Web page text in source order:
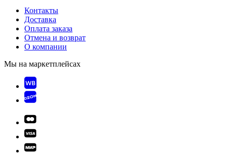
Контакты
Доставка
Оплата заказа
Отмена и возврат
О компании
Мы на маркетплейсах